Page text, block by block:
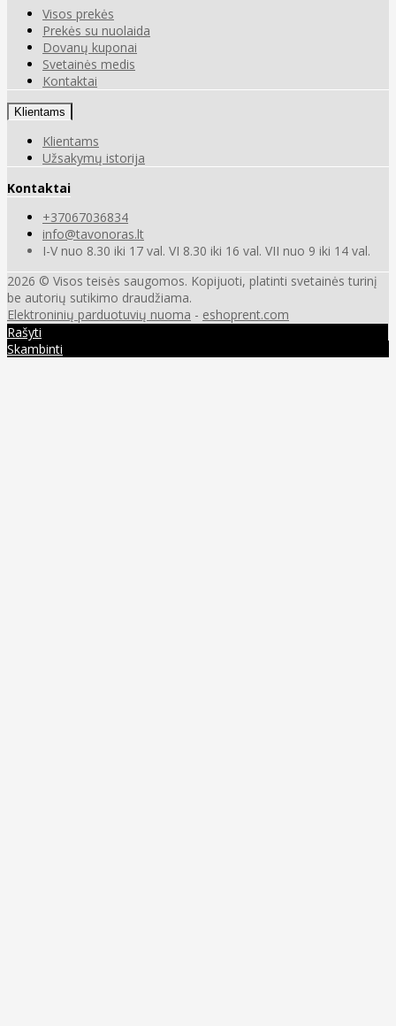
Visos prekės
Prekės su nuolaida
Dovanų kuponai
Svetainės medis
Kontaktai
Klientams
Klientams
Užsakymų istorija
Kontaktai
+37067036834
info@tavonoras.lt
I-V nuo 8.30 iki 17 val. VI 8.30 iki 16 val. VII nuo 9 iki 14 val.
2026 © Visos teisės saugomos. Kopijuoti, platinti svetainės turinį
be autorių sutikimo draudžiama.
Elektroninių parduotuvių nuoma - eshoprent.com
Rašyti
Skambinti